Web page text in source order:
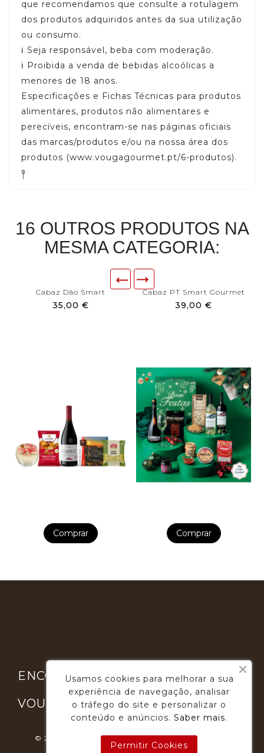
que recomendamos que consulte a rotulagem
dos produtos adquiridos antes da sua utilização
ou consumo.
ℹ️ Seja responsável, beba com moderação.
ℹ️ Proibida a venda de bebidas alcoólicas a
menores de 18 anos.
Especificações e Fichas Técnicas para produtos
alimentares, produtos não alimentares e
perecíveis, encontram-se nas páginas oficiais
das marcas/produtos e/ou na nossa área dos
produtos (www.vougagourmet.pt/6-produtos).
༈
16 OUTROS PRODUTOS NA
MESMA CATEGORIA:
Cabaz Dão Smart
35,00 €
Comprar
Cabaz PT Smart Gourmet
39,00 €
Comprar
ENCONTRE-NOS 
VOUGA GOURMET
© 2026 - Desenvolvimento E Suporte: Webfeel.pt
Usamos cookies para melhorar a sua
experiência de navegação, analisar
o tráfego do site e personalizar o
conteúdo e anúncios. Saber mais.
Permitir Cookies